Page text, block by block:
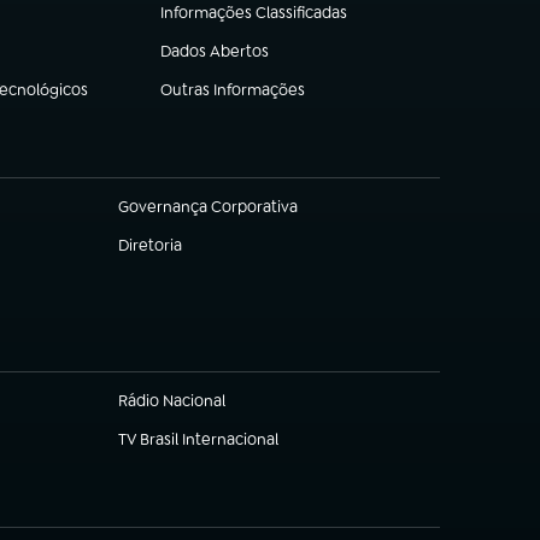
Informações Classificadas
(abre em nova aba)
Dados Abertos
(abre em nova aba)
Outras Informações
(abre em nova aba)
Governança Corporativa
(abre em nova aba)
Diretoria
(abre em nova aba)
Rádio Nacional
(abre em nova aba)
TV Brasil Internacional
(abre em nova aba)